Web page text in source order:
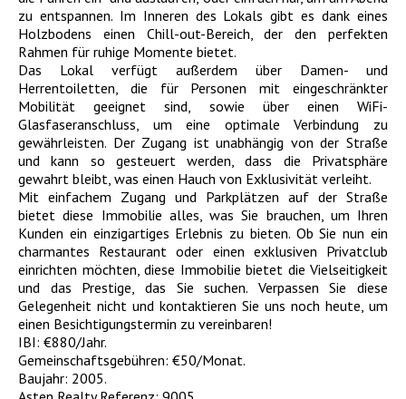
zu entspannen. Im Inneren des Lokals gibt es dank eines
Holzbodens einen Chill-out-Bereich, der den perfekten
Rahmen für ruhige Momente bietet.
Das Lokal verfügt außerdem über Damen- und
Herrentoiletten, die für Personen mit eingeschränkter
Mobilität geeignet sind, sowie über einen WiFi-
Glasfaseranschluss, um eine optimale Verbindung zu
gewährleisten. Der Zugang ist unabhängig von der Straße
und kann so gesteuert werden, dass die Privatsphäre
gewahrt bleibt, was einen Hauch von Exklusivität verleiht.
Mit einfachem Zugang und Parkplätzen auf der Straße
bietet diese Immobilie alles, was Sie brauchen, um Ihren
Kunden ein einzigartiges Erlebnis zu bieten. Ob Sie nun ein
charmantes Restaurant oder einen exklusiven Privatclub
einrichten möchten, diese Immobilie bietet die Vielseitigkeit
und das Prestige, das Sie suchen. Verpassen Sie diese
Gelegenheit nicht und kontaktieren Sie uns noch heute, um
einen Besichtigungstermin zu vereinbaren!
IBI: €880/Jahr.
Gemeinschaftsgebühren: €50/Monat.
Baujahr: 2005.